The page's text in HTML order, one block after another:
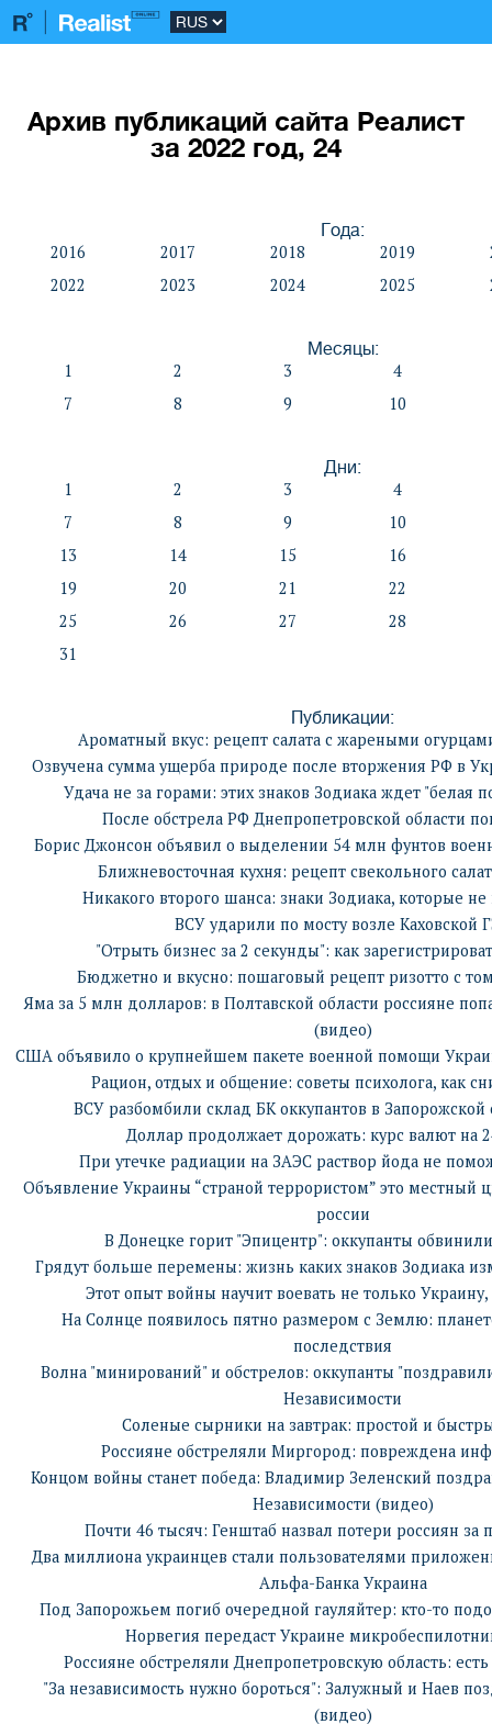
Архив публикаций сайта Реалист
за 2022 год, 24
Года:
2016 2017 2018 2019
2022
2023 2024 2025
Месяцы:
1 2 3
4
7
8 9 10
Дни:
1 2 3
4
7
8 9
10
13
14 15
16
19
20 21
22
25
26 27
28
31
Публикации:
Ароматный вкус: рецепт салата с жареными
Озвучена сумма ущерба природе после вторжения РФ в
Удача не за горами: этих знаков Зодиака ждет "белая
После обстрела РФ Днепропетровской области
Борис Джонсон объявил о выделении 54 млн фунтов
Ближневосточная кухня: рецепт свекольного
Никакого второго шанса: знаки Зодиака, которые
ВСУ ударили по мосту возле Каховской
"Отрыть бизнес за 2 секунды": как
Бюджетно и вкусно: пошаговый рецепт ризотто с
Яма за 5 млн долларов: в Полтавской области россияне
(видео)
США объявило о крупнейшем пакете военной помощи
Рацион, отдых и общение: советы психолога, как
ВСУ разбомбили склад БК оккупантов в Запорожской
Доллар продолжает дорожать: курс валют на
При утечке радиации на ЗАЭС раствор йода не
Объявление Украины “страной террористом” это местный
россии
В Донецке горит "Эпицентр": оккупанты
Грядут больше перемены: жизнь каких знаков Зодиака
Этот опыт войны научит воевать не только
На Солнце появилось пятно размером с Землю:
последствия
Волна "минирований" и обстрелов: оккупанты
Независимости
Соленые сырники на завтрак: простой и
Россияне обстреляли Миргород: повреждена
Концом войны станет победа: Владимир Зеленский
Независимости (видео)
Почти 46 тысяч: Генштаб назвал потери россиян за
Два миллиона украинцев стали пользователями
Альфа-Банка Украина
Под Запорожьем погиб очередной гауляйтер: кто-то
Норвегия передаст Украине
Россияне обстреляли Днепропетровскую область:
"За независимость нужно бороться": Залужный и Наев
(видео)